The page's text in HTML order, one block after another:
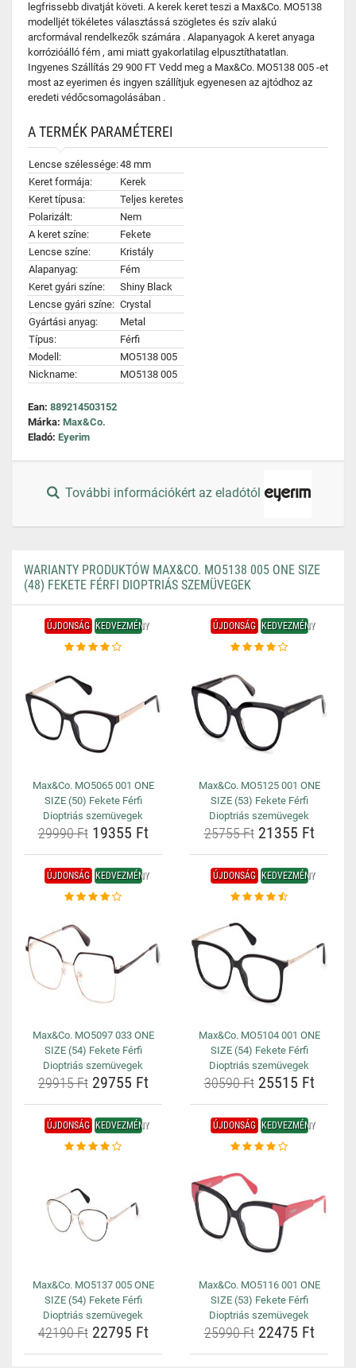
legfrissebb divatját követi. A kerek keret teszi a Max&Co. MO5138
modelljét tökéletes választássá szögletes és szív alakú
arcformával rendelkezők számára . Alapanyagok A keret anyaga
korrózióálló fém , ami miatt gyakorlatilag elpusztíthatatlan.
Ingyenes Szállítás 29 900 FT Vedd meg a Max&Co. MO5138 005 -et
most az eyerimen és ingyen szállítjuk egyenesen az ajtódhoz az
eredeti védőcsomagolásában .
A TERMÉK PARAMÉTEREI
Lencse szélessége:48 mm
Keret formája:
Kerek
Keret típusa:
Teljes keretes
Polarizált:
Nem
A keret színe:
Fekete
Lencse színe:
Kristály
Alapanyag:
Fém
Keret gyári színe:
Shiny Black
Lencse gyári színe: Crystal
Gyártási anyag:
Metal
Típus:
Férfi
Modell:
MO5138 005
Nickname:
MO5138 005
Ean: 889214503152
Márka: Max&Co.
Eladó: Eyerim
További információkért az eladótól
WARIANTY PRODUKTÓW MAX&CO. MO5138 005 ONE SIZE
(48) FEKETE FÉRFI DIOPTRIÁS SZEMÜVEGEK
ÚJDONSÁG KEDVEZMÉNY
Max&Co. MO5065 001 ONE
SIZE (50) Fekete Férfi
Dioptriás szemüvegek
29990 Ft19355 Ft
ÚJDONSÁG KEDVEZMÉNY
Max&Co. MO5125 001 ONE
SIZE (53) Fekete Férfi
Dioptriás szemüvegek
25755 Ft21355 Ft
ÚJDONSÁG KEDVEZMÉNY
Max&Co. MO5097 033 ONE
SIZE (54) Fekete Férfi
Dioptriás szemüvegek
29915 Ft29755 Ft
ÚJDONSÁG KEDVEZMÉNY
Max&Co. MO5104 001 ONE
SIZE (54) Fekete Férfi
Dioptriás szemüvegek
30590 Ft25515 Ft
ÚJDONSÁG KEDVEZMÉNY
Max&Co. MO5137 005 ONE
SIZE (54) Fekete Férfi
Dioptriás szemüvegek
42190 Ft22795 Ft
ÚJDONSÁG KEDVEZMÉNY
Max&Co. MO5116 001 ONE
SIZE (53) Fekete Férfi
Dioptriás szemüvegek
25990 Ft22475 Ft